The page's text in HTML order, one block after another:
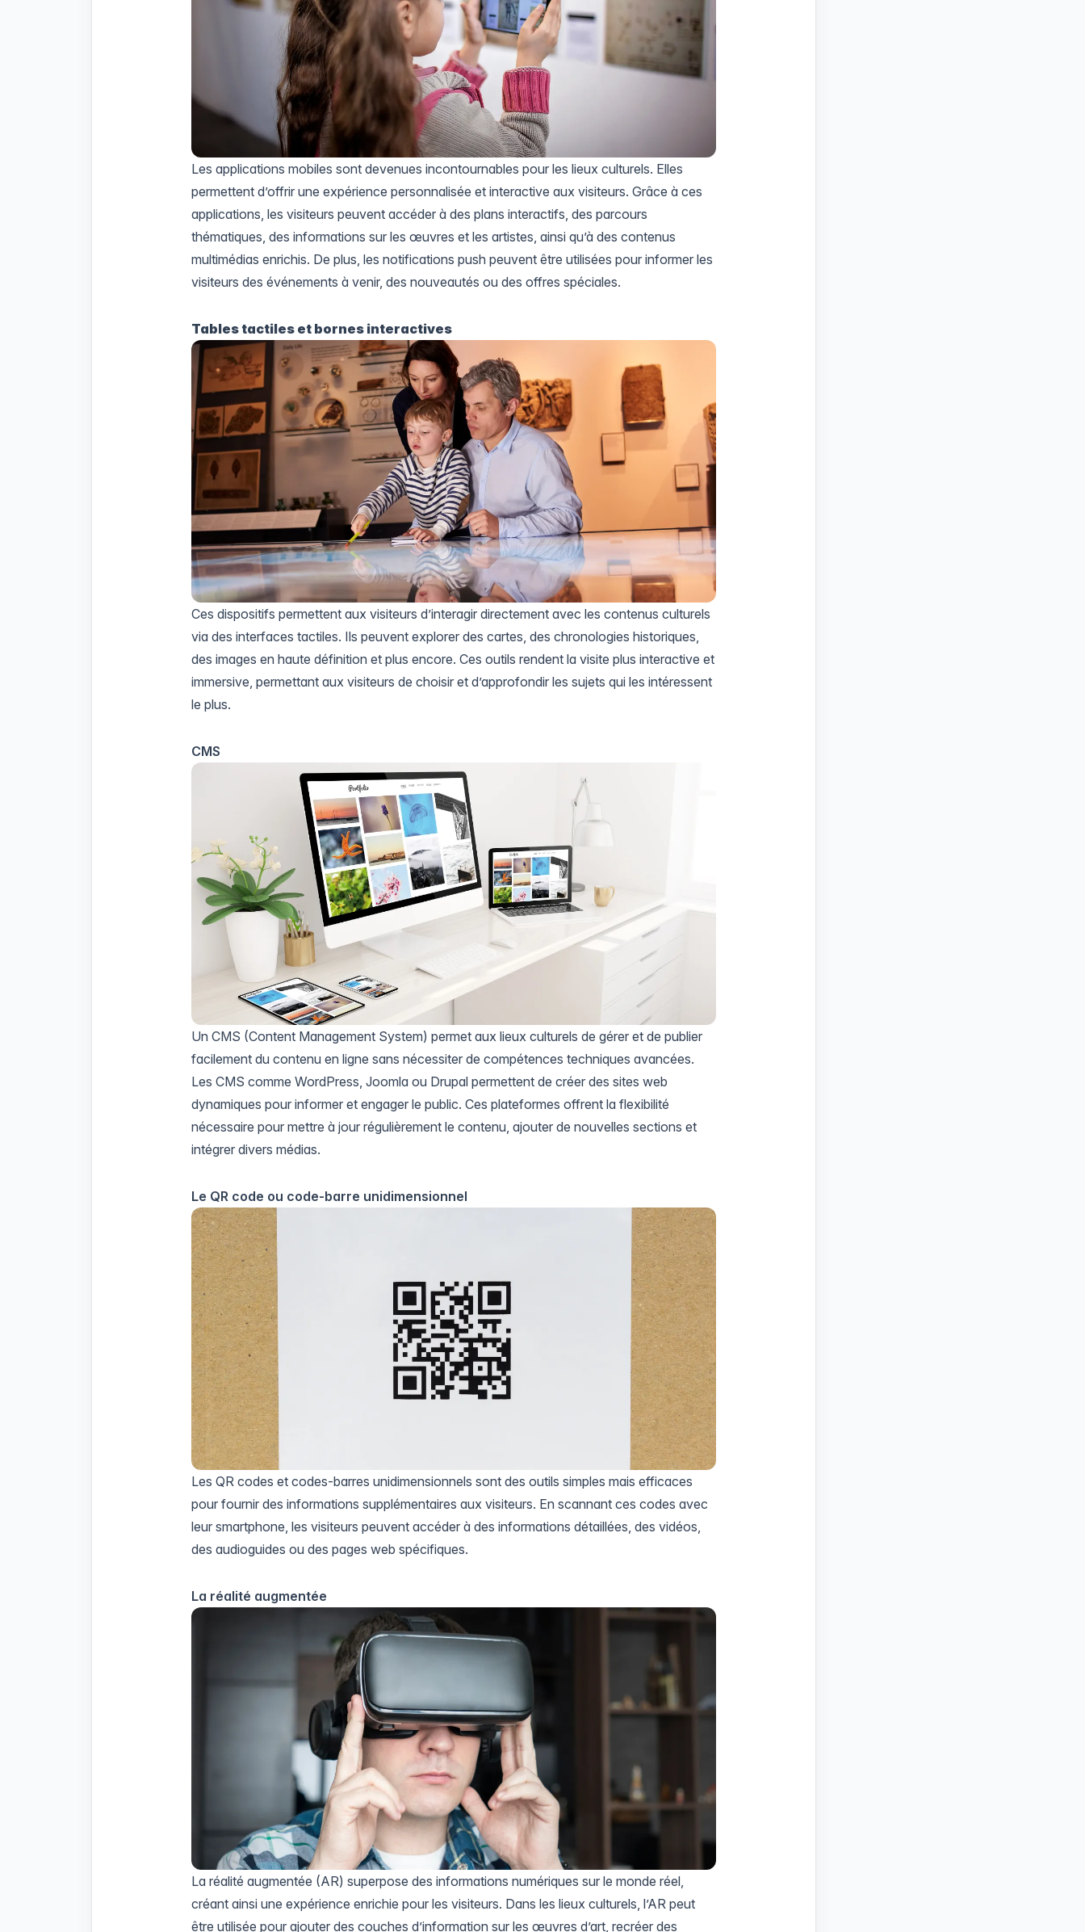
Les applications mobiles sont devenues incontournables pour les lieux culturels. Elles
permettent d’offrir une expérience personnalisée et interactive aux visiteurs. Grâce à ces
applications, les visiteurs peuvent accéder à des plans interactifs, des parcours
thématiques, des informations sur les œuvres et les artistes, ainsi qu’à des contenus
multimédias enrichis. De plus, les notifications push peuvent être utilisées pour informer les
visiteurs des événements à venir, des nouveautés ou des offres spéciales.
Tables tactiles et bornes interactives
Ces dispositifs permettent aux visiteurs d’interagir directement avec les contenus culturels
via des interfaces tactiles. Ils peuvent explorer des cartes, des chronologies historiques,
des images en haute définition et plus encore. Ces outils rendent la visite plus interactive et
immersive, permettant aux visiteurs de choisir et d’approfondir les sujets qui les intéressent
le plus.
CMS
Un CMS (Content Management System) permet aux lieux culturels de gérer et de publier
facilement du contenu en ligne sans nécessiter de compétences techniques avancées.
Les CMS comme WordPress, Joomla ou Drupal permettent de créer des sites web
dynamiques pour informer et engager le public. Ces plateformes offrent la flexibilité
nécessaire pour mettre à jour régulièrement le contenu, ajouter de nouvelles sections et
intégrer divers médias.
Le QR code ou code-barre unidimensionnel
Les QR codes et codes-barres unidimensionnels sont des outils simples mais efficaces
pour fournir des informations supplémentaires aux visiteurs. En scannant ces codes avec
leur smartphone, les visiteurs peuvent accéder à des informations détaillées, des vidéos,
des audioguides ou des pages web spécifiques.
La réalité augmentée
La réalité augmentée (AR) superpose des informations numériques sur le monde réel,
créant ainsi une expérience enrichie pour les visiteurs. Dans les lieux culturels, l’AR peut
être utilisée pour ajouter des couches d’information sur les œuvres d’art, recréer des